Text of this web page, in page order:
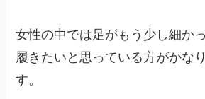
女性の中では足がもう少し細か
履きたいと思っている方がかな
す。